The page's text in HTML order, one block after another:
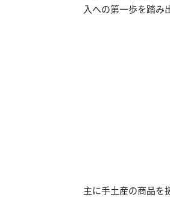
入への第一歩を踏み
主に手土産の商品を